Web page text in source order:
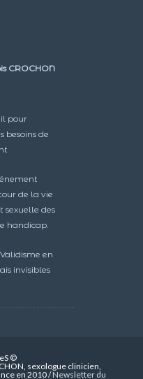
CROCHON
pour
besoins de
de la vie
sexuelle des
handicap.
en
invisibles
©
sexologue clinicien,
en 2010 /Newsletter du